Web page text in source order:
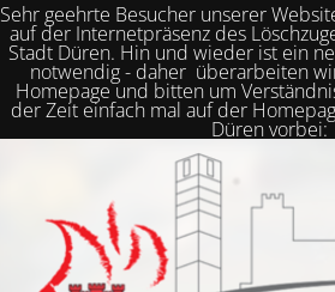
Sehr geehrte Besucher unserer
auf der Internetpräsenz des
Stadt Düren. Hin und wieder ist ein
notwendig - daher überarbeiten
Homepage und bitten um
der Zeit einfach mal auf der
Düren vorbei: